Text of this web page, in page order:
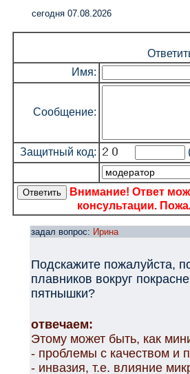
cегодня 07.08.2026
Имя:
Сообщение:
Защитный код:
Внимание! Ответ
консультации.
задал вопрос: Ирина
Подскажите пожалуйста,
плавников вокруг
пятнышки?
отвечаем:
Этому может быть, как
- проблемы с качеством и
- инвазия, т.е. влияние